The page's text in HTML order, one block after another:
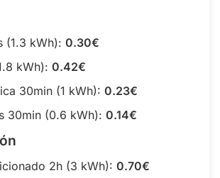
(1.3 kWh): 0.30€
kWh): 0.42€
30min (1 kWh): 0.23€
30min (0.6 kWh): 0.14€
2h (3 kWh): 0.70€